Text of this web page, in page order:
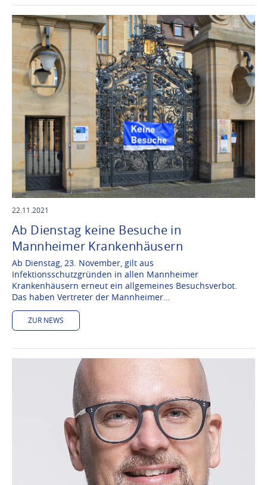
22.11.2021
Ab Dienstag keine Besuche in
Mannheimer Krankenhäusern
Ab Dienstag, 23. November, gilt aus
Infektionsschutzgründen in allen Mannheimer
Krankenhäusern erneut ein allgemeines Besuchsverbot.
Das haben Vertreter der Mannheimer…
ZUR NEWS